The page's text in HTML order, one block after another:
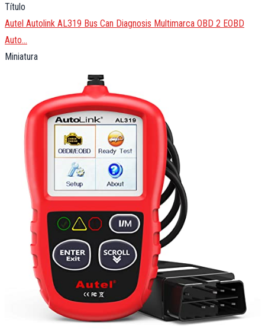
Título
Autel Autolink AL319 Bus Can Diagnosis Multimarca OBD 2 EOBD
Auto…
Miniatura